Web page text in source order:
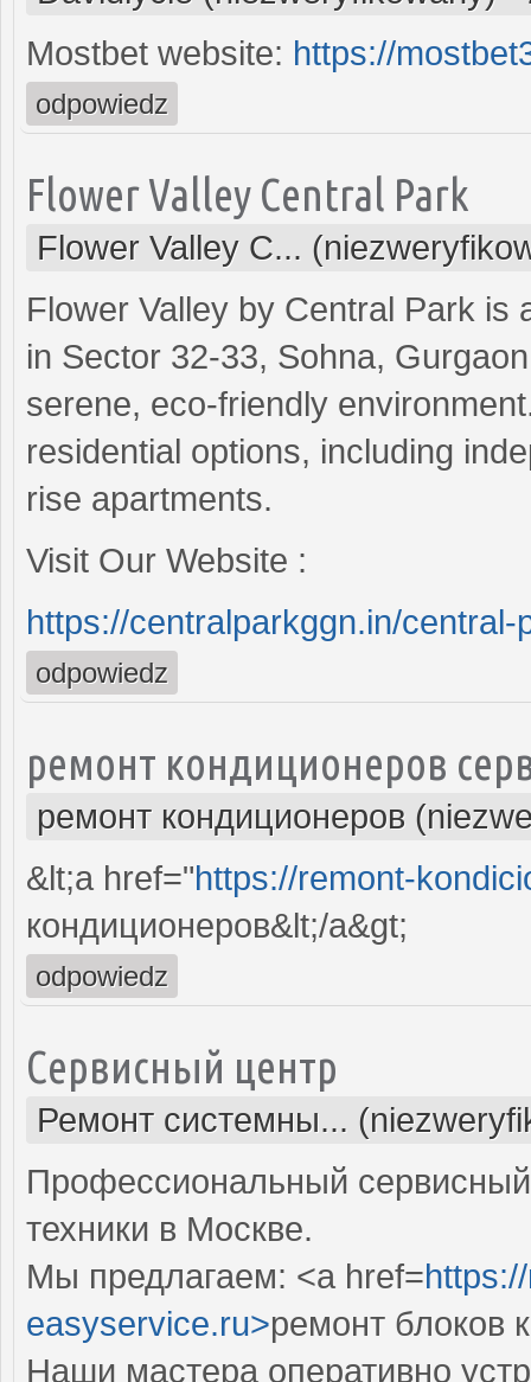
Mostbet website: https://
odpowiedz
Flower Valley Central Park
Flower Valley C...
Flower Valley by Central Park is
in Sector 32-33, Sohna,
serene, eco-friendly
residential options, including
rise apartments.
Visit Our Website :
https://centralparkggn.in/
odpowiedz
ремонт кондиционеров
ремонт кондиционеров
&lt;a href="https://remont-
кондиционеров&lt;/a&gt;
odpowiedz
Сервисный центр
Ремонт системны...
Профессиональный
техники в Москве.
Мы предлагаем: <a href=
easyservice.ru>ремонт блоков
Наши мастера оперативно